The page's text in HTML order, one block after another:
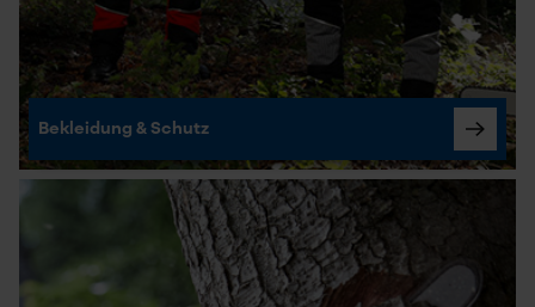
Bekleidung & Schutz